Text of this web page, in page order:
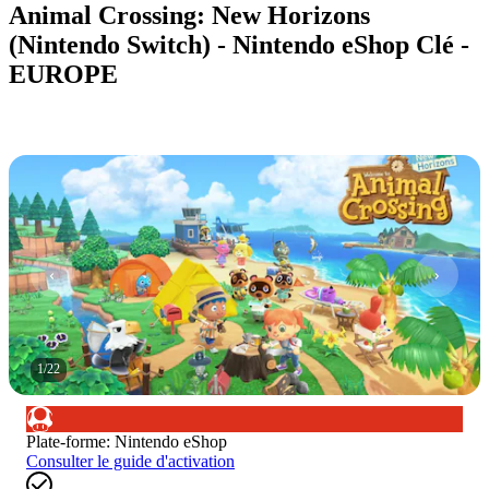
Animal Crossing: New Horizons
(Nintendo Switch) - Nintendo eShop Clé -
EUROPE
1/22
Plate-forme: Nintendo eShop
Consulter le guide d'activation